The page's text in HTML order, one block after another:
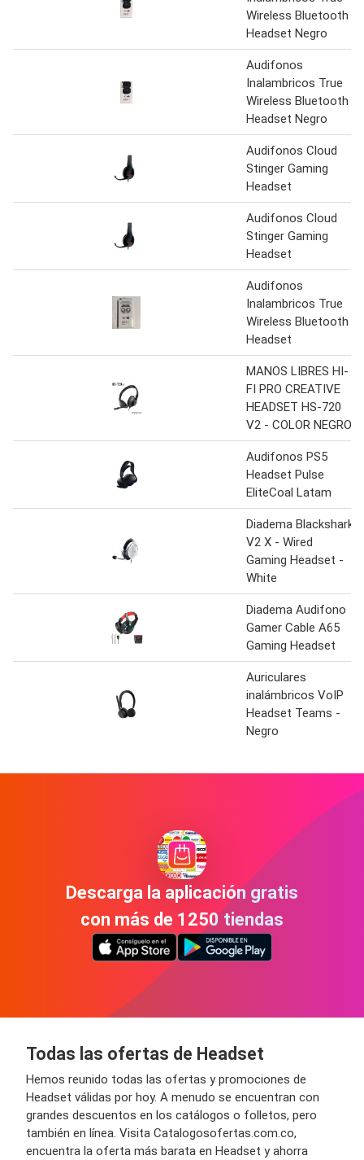
Wireless Bluetooth
Headset Negro
Audifonos
Inalambricos True
Wireless Bluetooth
Headset Negro
Audifonos Cloud
Stinger Gaming
Headset
Audifonos Cloud
Stinger Gaming
Headset
Audifonos
Inalambricos True
Wireless Bluetooth
Headset
MANOS LIBRES HI-
FI PRO CREATIVE
HEADSET HS-720
V2 - COLOR NEGRO
Audifonos PS5
Headset Pulse
EliteCoal Latam
Diadema Blackshark
V2 X - Wired
Gaming Headset -
White
Diadema Audifono
Gamer Cable A65
Gaming Headset
Auriculares
inalámbricos VoIP
Headset Teams -
Negro
Descarga la aplicación gratis
con más de 1250 tiendas
Todas las ofertas de Headset
Hemos reunido todas las ofertas y promociones de
Headset válidas por hoy. A menudo se encuentran con
grandes descuentos en los catálogos o folletos, pero
también en línea. Visita Catalogosofertas.com.co,
encuentra la oferta más barata en Headset y ahorra